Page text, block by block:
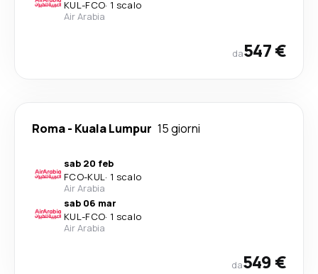
KUL-FCO· 1 scalo
Air Arabia
da547 €
Roma- Kuala Lumpur 15 giorni
sab 20 feb
FCO-KUL· 1 scalo
Air Arabia
sab 06 mar
KUL-FCO· 1 scalo
Air Arabia
da549 €